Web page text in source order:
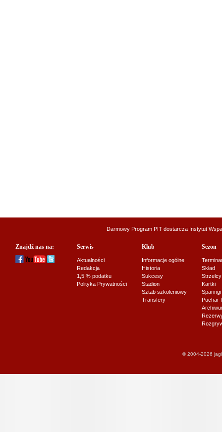
Darmowy Program PIT dostarcza Instytut
Znajdź nas na: Serwis
Aktualności
Redakcja
1,5 % podatku
Polityka Prywatności
Klub
Informacje ogólne
Historia
Sukcesy
Stadion
Sztab szkoleniowy
Transfery
Sezon
Skład
Strzelcy
Kartki
Sparingi
Puchar
© 2004-2026